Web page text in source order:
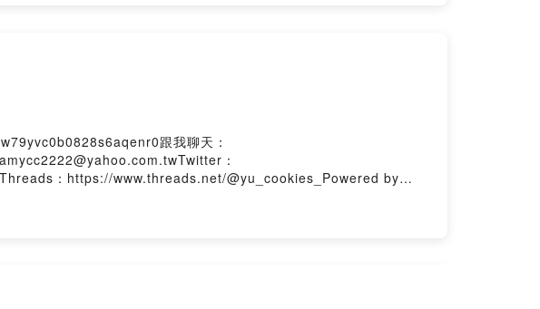
跟我聊天：
：
：https://www.threads.net/@yu_cookies_Powered by